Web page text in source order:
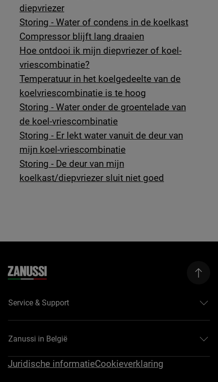
diepvriezer
Storing - Water of condens in de koelkast
Compressor blijft lang draaien
Hoe ontdooi ik mijn diepvriezer of koel-
vriescombinatie?
Temperatuur in het koelgedeelte van de
koelvriescombinatie is te hoog
Storing - Water onder de groentelade van
de koel-vriescombinatie
Storing - Er lekt water vanuit de deur van
mijn koel-vriescombinatie
Storing - De deur van mijn
koelkast/diepvriezer sluit niet goed
Service & Support
Zanussi in België
Juridische informatieCookieverklaring